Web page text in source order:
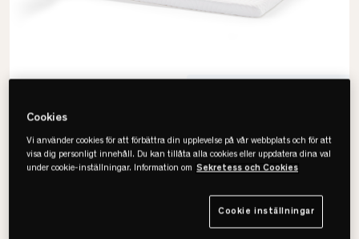
Cookies
Vi använder cookies för att förbättra din upplevelse på vår webbplats och för att
visa dig personligt innehåll. Du kan tillåta alla cookies eller uppdatera dina val
under cookie-inställningar. Information om Sekretess och Cookies
Cookie inställningar